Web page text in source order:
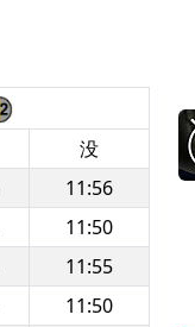
没
11:56
11:50
11:55
11:50